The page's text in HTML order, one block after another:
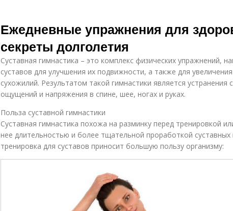
Ежедневные упражнения для
секреты долголетия
Суставная гимнастика – это комплекс физических упражнений,
суставов для улучшения их подвижности, а также для
сухожилий. Результатом такой гимнастики является устранения
ощущений и напряжения в спине, шее, ногах и руках.
Польза суставной гимнастики
Суставная гимнастика похожа на разминку перед тренировкой
нее длительностью и более тщательной проработкой суставных
тренировка для суставов приносит большую пользу организму: